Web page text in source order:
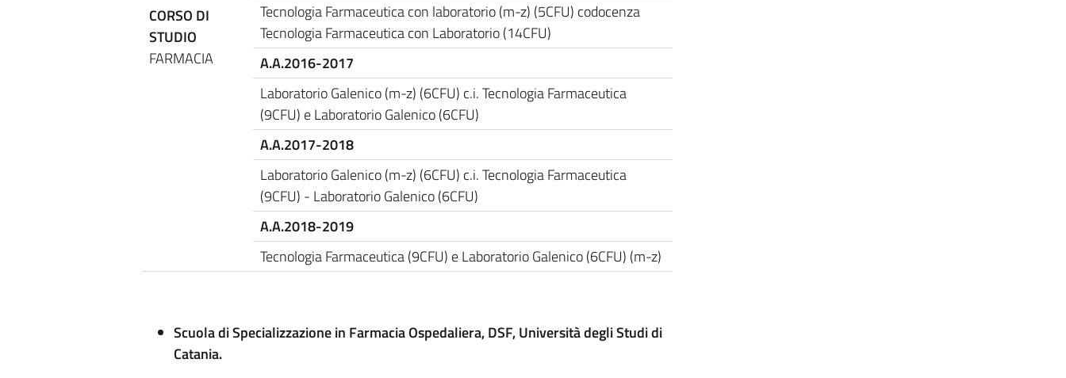
CORSO DI
STUDIO
FARMACIA
Tecnologia Farmaceutica con laboratorio (m-z) (5CFU) codocenza
Tecnologia Farmaceutica con Laboratorio (14CFU)
A.A.2016-2017
Laboratorio Galenico (m-z) (6CFU) c.i. Tecnologia Farmaceutica
(9CFU) e Laboratorio Galenico (6CFU)
A.A.2017-2018
Laboratorio Galenico (m-z) (6CFU) c.i. Tecnologia Farmaceutica
(9CFU) - Laboratorio Galenico (6CFU)
A.A.2018-2019
Tecnologia Farmaceutica (9CFU) e Laboratorio Galenico (6CFU) (m-z)
Scuola di Specializzazione in Farmacia Ospedaliera, DSF, Università degli Studi di
Catania.